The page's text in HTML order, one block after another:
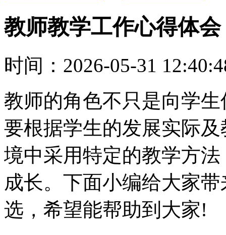
教师教学工作心得体会
时间： 2026-05-31
教师的角色不只是向学
要根据学生的发展实际
境中采用特定的教学方
成长。下面小编给大家
选，希望能帮助到大家!